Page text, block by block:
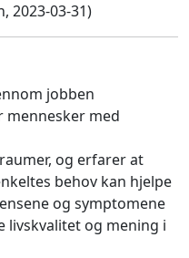
2023-03-31)
jobben
mennesker med
og erfarer at
behov kan hjelpe
og symptomene
livskvalitet og mening i